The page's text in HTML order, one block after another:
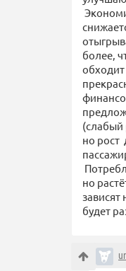
более,
обходит
(слабый
но рост
но
зависят
будет